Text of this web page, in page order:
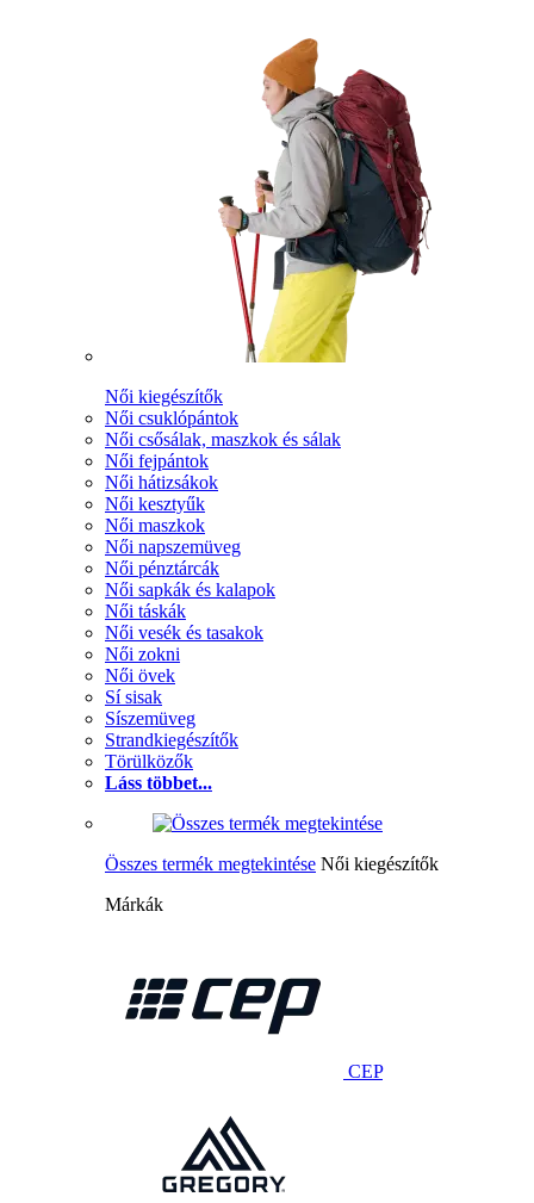
Női kiegészítők
Női csuklópántok
Női csősálak, maszkok és sálak
Női fejpántok
Női hátizsákok
Női kesztyűk
Női maszkok
Női napszemüveg
Női pénztárcák
Női sapkák és kalapok
Női táskák
Női vesék és tasakok
Női zokni
Női övek
Sí sisak
Síszemüveg
Strandkiegészítők
Törülközők
Láss többet...
Összes termék megtekintése Női kiegészítők
Márkák
CEP